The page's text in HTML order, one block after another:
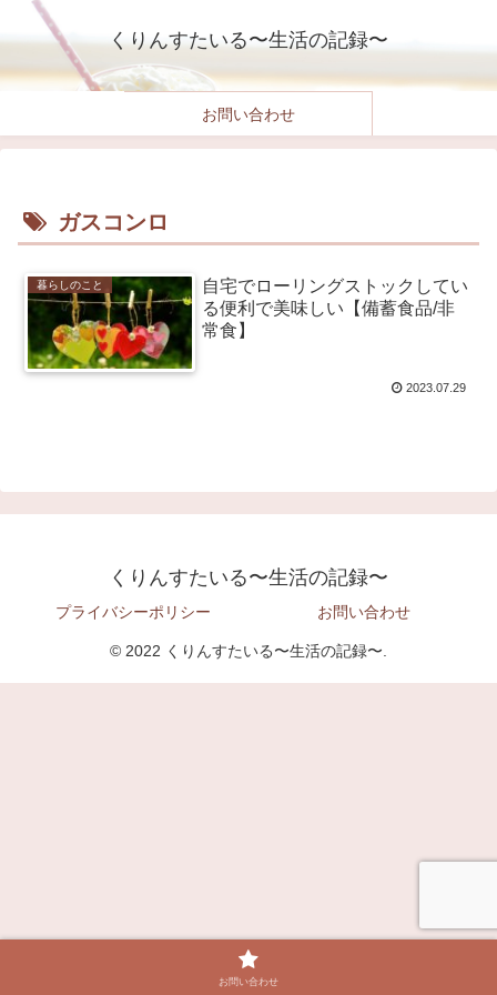
くりんすたいる〜生活の記録〜
お問い合わせ
ガスコンロ
暮らしのこと
自宅でローリングストックしてい
る便利で美味しい【備蓄食品/非
常食】
2023.07.29
くりんすたいる〜生活の記録〜
プライバシーポリシー お問い合わせ
© 2022 くりんすたいる〜生活の記録〜.
お問い合わせ